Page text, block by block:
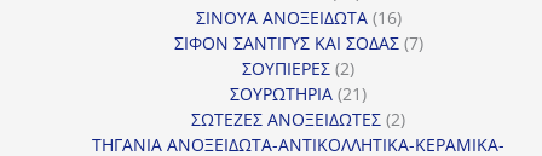
προϊόντα
ΣΙΝΟΥΑ ΑΝΟΞΕΙΔΩΤΑ 1616
προϊόντα
ΣΙΦΟΝ ΣΑΝΤΙΓΥΣ ΚΑΙ ΣΟΔΑΣ 77
ΣΟΥΠΙΕΡΕΣ 22
προϊόντα
ΣΟΥΡΩΤΗΡΙΑ 2121
προϊόντα
ΣΩΤΕΖΕΣ ΑΝΟΞΕΙΔΩΤΕΣ 22
προϊόντα
ΤΗΓΑΝΙΑ ΑΝΟΞΕΙΔΩΤΑ-ΑΝΤΙΚΟΛΛΗΤΙΚΑ-ΚΕΡΑΜΙΚΑ-